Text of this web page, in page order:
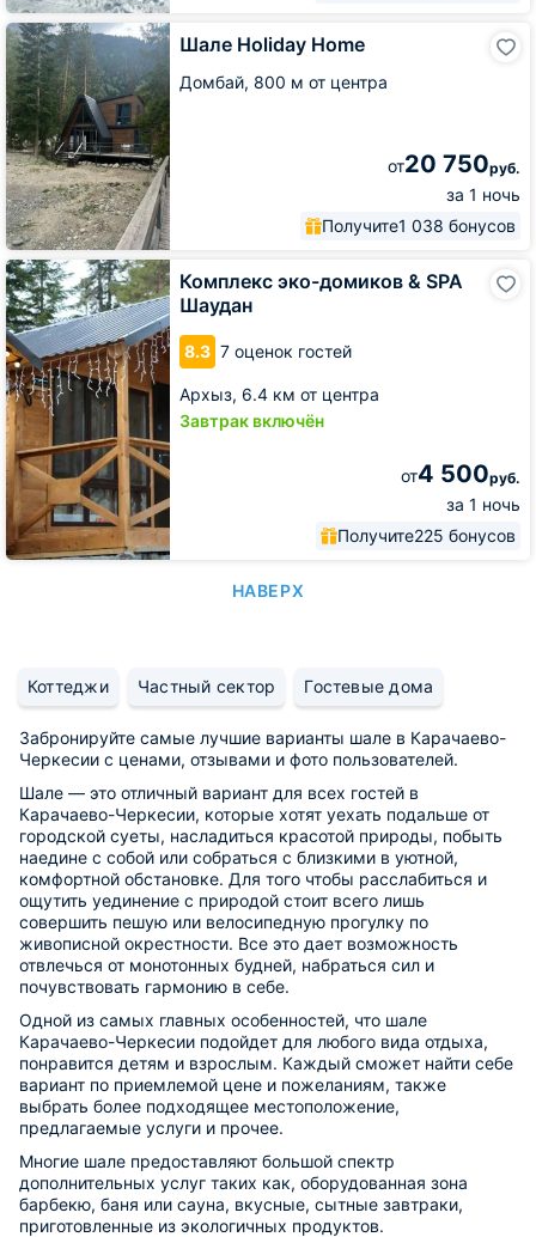
Шале Holiday Home
Домбай, 800 м от центра
от20 750руб.
за 1 ночь
Получите1 038 бонусов
Шале
Holiday
Home
Комплекс эко-домиков & SPA
Шаудан
8.3 7 оценок гостей
Архыз, 6.4 км от центра
Завтрак включён
от4 500руб.
за 1 ночь
Получите225 бонусов
Комплекс
эко-
домиков
&
SPA
Шаудан
НАВЕРХ
Коттеджи Частный сектор Гостевые дома
Забронируйте самые лучшие варианты шале в Карачаево-
Черкесии с ценами, отзывами и фото пользователей.
Шале — это отличный вариант для всех гостей в
Карачаево-Черкесии, которые хотят уехать подальше от
городской суеты, насладиться красотой природы, побыть
наедине с собой или собраться с близкими в уютной,
комфортной обстановке. Для того чтобы расслабиться и
ощутить уединение с природой стоит всего лишь
совершить пешую или велосипедную прогулку по
живописной окрестности. Все это дает возможность
отвлечься от монотонных будней, набраться сил и
почувствовать гармонию в себе.
Одной из самых главных особенностей, что шале
Карачаево-Черкесии подойдет для любого вида отдыха,
понравится детям и взрослым. Каждый сможет найти себе
вариант по приемлемой цене и пожеланиям, также
выбрать более подходящее местоположение,
предлагаемые услуги и прочее.
Многие шале предоставляют большой спектр
дополнительных услуг таких как, оборудованная зона
барбекю, баня или сауна, вкусные, сытные завтраки,
приготовленные из экологичных продуктов.